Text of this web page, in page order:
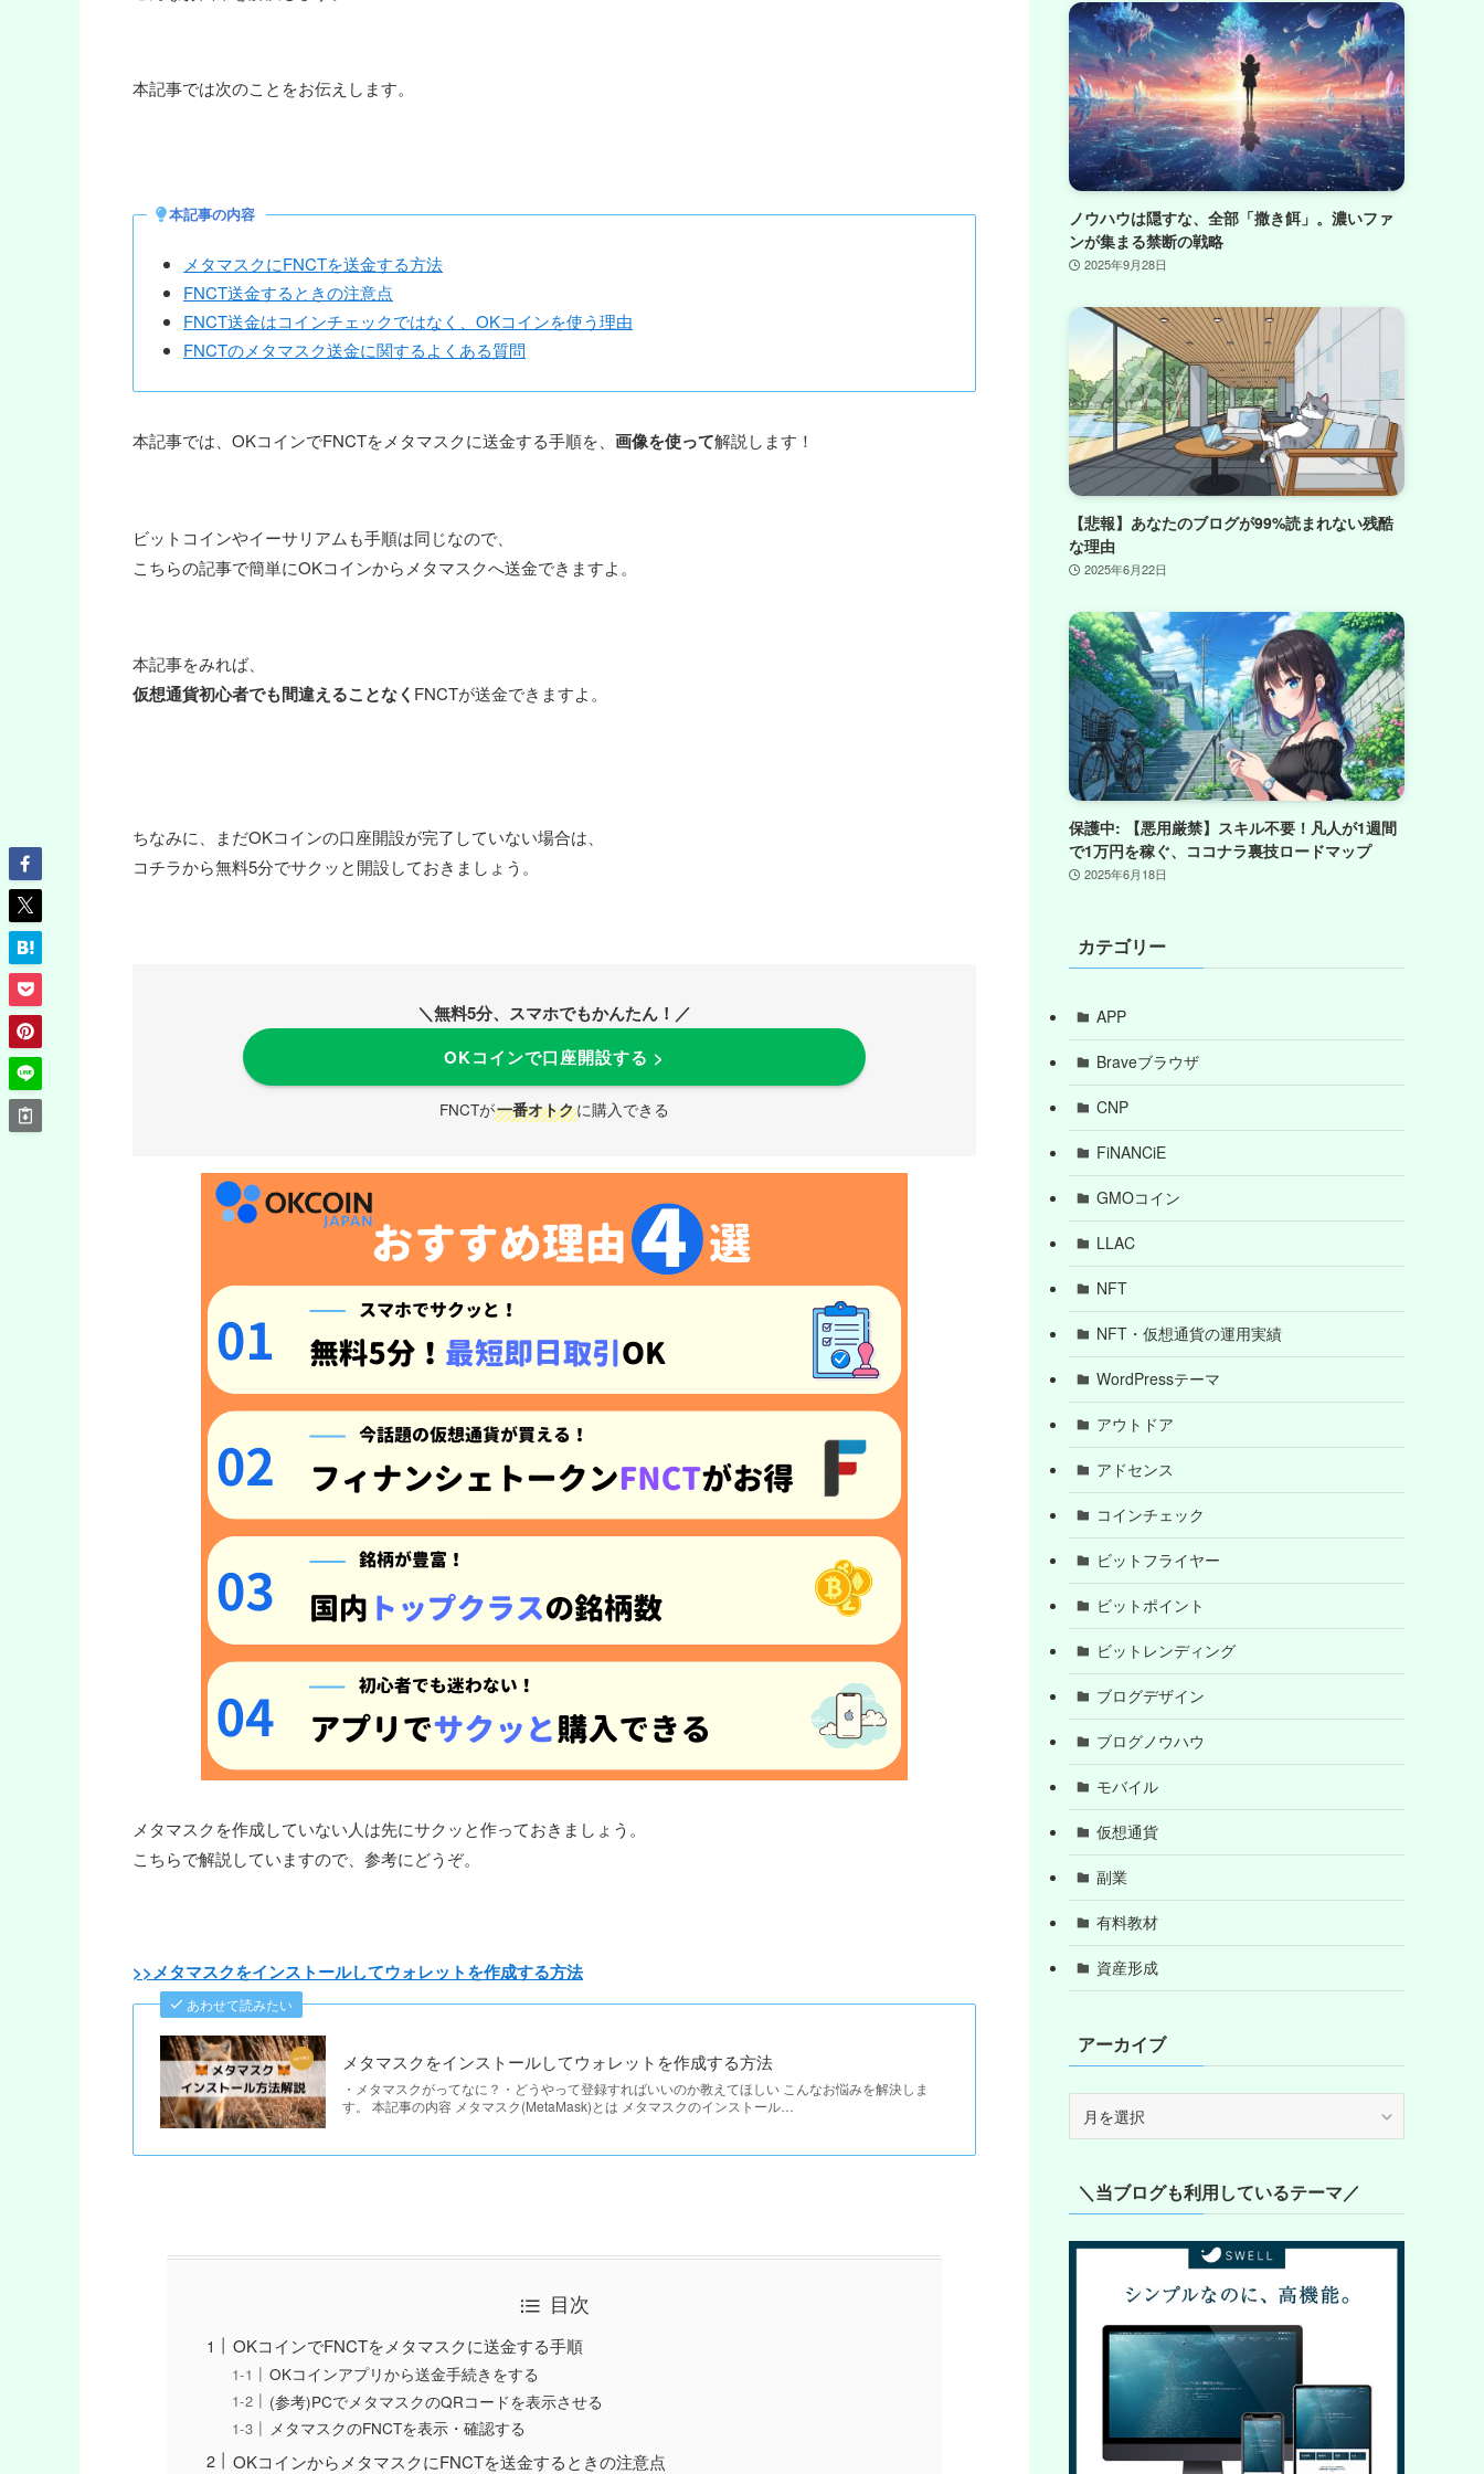
本記事では次のことをお伝えします。
本記事の内容
メタマスクにFNCTを送金する方法
FNCT送金するときの注意点
FNCT送金はコインチェックではなく、OKコインを使う理由
FNCTのメタマスク送金に関するよくある質問
本記事では、OKコインでFNCTをメタマスクに送金する手順を、 画像を使って解説します！
ビットコインやイーサリアムも手順は同じなので、
こちらの記事で簡単にOKコインからメタマスクへ送金できますよ。
本記事をみれば、
仮想通貨初心者でも間違えることなく FNCTが送金できますよ。
ちなみに、まだOKコインの口座開設が完了していない場合は、
コチラから無料5分でサクッと開設しておきましょう。
＼無料5分、スマホでもかんたん！／
OKコインで口座開設する >
FNCTが一番オトクに購入できる
メタマスクを作成していない人は先にサクッと作っておきましょう。
こちらで解説していますので、参考にどうぞ。
>>メタマスクをインストールしてウォレットを作成する方法
あわせて読みたい
メタマスクをインストールしてウォレットを作成する方法
・メタマスクがってなに？・どうやって登録すればいいのか教えてほしい こんなお悩みを解決しま
す。 本記事の内容 メタマスク(MetaMask)とは メタマスクのインストール…
目次
OKコインでFNCTをメタマスクに送金する手順
OKコインアプリから送金手続きをする
(参考)PCでメタマスクのQRコードを表示させる
メタマスクのFNCTを表示・確認する
OKコインからメタマスクにFNCTを送金するときの注意点
ノウハウは隠すな、全部「撒き餌」。濃いファ
ンが集まる禁断の戦略
2025年9月28日
【悲報】あなたのブログが99%読まれない残酷
な理由
2025年6月22日
保護中: 【悪用厳禁】スキル不要！凡人が1週間
で1万円を稼ぐ、ココナラ裏技ロードマップ
2025年6月18日
カテゴリー
APP
Braveブラウザ
CNP
FiNANCiE
GMOコイン
LLAC
NFT
NFT・仮想通貨の運用実績
WordPressテーマ
アウトドア
アドセンス
コインチェック
ビットフライヤー
ビットポイント
ビットレンディング
ブログデザイン
ブログノウハウ
モバイル
仮想通貨
副業
有料教材
資産形成
アーカイブ
＼当ブログも利用しているテーマ／